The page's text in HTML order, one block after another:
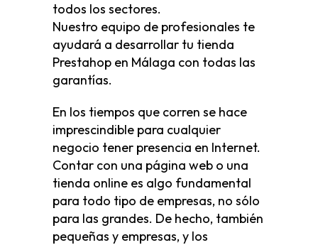
todos los sectores.
Nuestro equipo de profesionales te
ayudará a desarrollar tu tienda
Prestahop en Málaga con todas las
garantías.
En los tiempos que corren se hace
imprescindible para cualquier
negocio tener presencia en Internet.
Contar con una página web o una
tienda online es algo fundamental
para todo tipo de empresas, no sólo
para las grandes. De hecho, también
pequeñas y empresas, y los